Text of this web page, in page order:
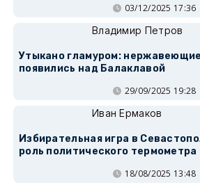
03/12/2025 17:36
Владимир Петров
Утыкано гламуром:
появились над Балаклавой
29/09/2025 19:28
Иван Ермаков
Избирательная игра в
роль политического термометра
18/08/2025 13:48